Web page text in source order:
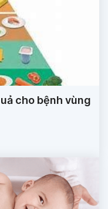
cho bệnh vùng